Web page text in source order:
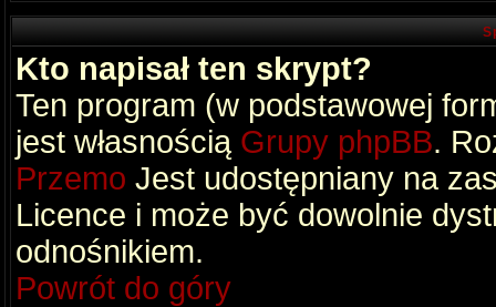
Kto napisał ten skrypt?
Ten program (w podstawowej
jest własnością Grupy phpBB.
Przemo Jest udostępniany na
Licence i może być dowolnie
odnośnikiem.
Powrót do góry